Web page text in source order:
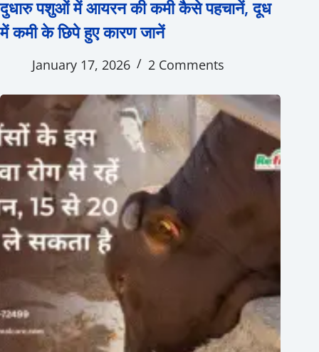
दुधारु पशुओं में आयरन की कमी कैसे पहचानें, दूध
में कमी के छिपे हुए कारण जानें
January 17, 2026 2 Comments